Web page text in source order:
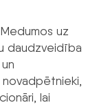
uz
daudzveidība
lai